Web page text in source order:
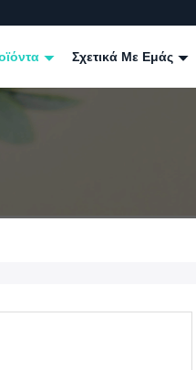
Σχετικά Με Εμάς